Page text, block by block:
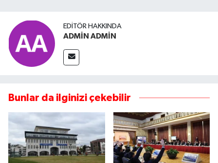
EDITÖR HAKKINDA
ADMİN ADMİN
Bunlar da ilginizi çekebilir